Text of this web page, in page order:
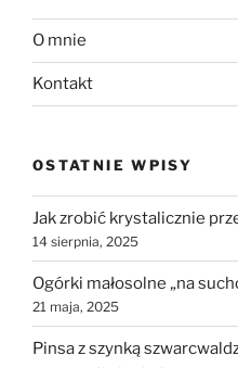
O mnie
Kontakt
OSTATNIE WPISY
Jak zrobić krystalicznie
14 sierpnia, 2025
Ogórki małosolne „na
21 maja, 2025
Pinsa z szynką